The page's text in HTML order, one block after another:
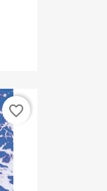
favorite_border